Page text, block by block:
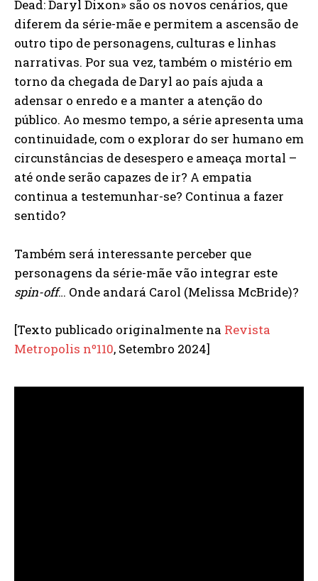
Dead: Daryl Dixon» são os novos cenários, que
diferem da série-mãe e permitem a ascensão de
outro tipo de personagens, culturas e linhas
narrativas. Por sua vez, também o mistério em
torno da chegada de Daryl ao país ajuda a
adensar o enredo e a manter a atenção do
público. Ao mesmo tempo, a série apresenta uma
continuidade, com o explorar do ser humano em
circunstâncias de desespero e ameaça mortal –
até onde serão capazes de ir? A empatia
continua a testemunhar-se? Continua a fazer
sentido?
Também será interessante perceber que
personagens da série-mãe vão integrar este
spin-off… Onde andará Carol (Melissa McBride)?
[Texto publicado originalmente na Revista
Metropolis nº110, Setembro 2024]